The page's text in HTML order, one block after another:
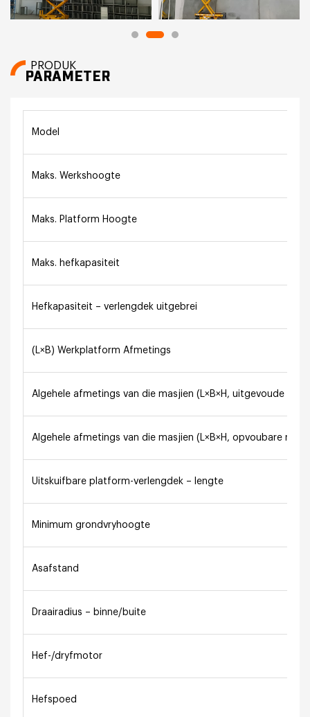
PRODUK
PARAMETER
Model
Maks. Werkshoogte
Maks. Platform Hoogte
Maks. hefkapasiteit
Hefkapasiteit – verlengdek uitgebrei
(L×B) Werkplatform Afmetings
Algehele afmetings van die masjien (L×B×H, uitgevoude
Algehele afmetings van die masjien (L×B×H, opvoubare
Uitskuifbare platform-verlengdek – lengte
Minimum grondvryhoogte
Asafstand
Draairadius – binne/buite
Hef-/dryfmotor
Hefspoed